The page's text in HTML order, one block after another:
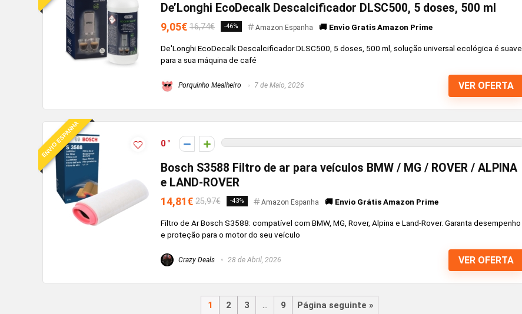
De’Longhi EcoDecalk Descalcificador DLSC500, 5 doses, 500 ml
9,05€ 16,74€ -46% Amazon Espanha 🚚 Envio Gratis Amazon Prime
De'Longhi EcoDecalk Descalcificador DLSC500, 5 doses, 500 ml, solução universal ecológica é suave
para a sua máquina de café
Porquinho Mealheiro 7 de Maio, 2026 VER OFERTA
ENVIO ESPANHA 0
Bosch S3588 Filtro de ar para veículos BMW / MG / ROVER / ALPINA
e LAND-ROVER
14,81€ 25,97€ -43% Amazon Espanha 🚚 Envio Grátis Amazon Prime
Filtro de Ar Bosch S3588: compatível com BMW, MG, Rover, Alpina e Land-Rover. Garanta desempenho
e proteção para o motor do seu veículo
Crazy Deals 28 de Abril, 2026 VER OFERTA
1 2 3 … 9 Página seguinte »